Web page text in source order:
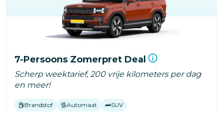
7-Persoons Zomerpret Deal
Scherp weektarief, 200 vrije kilometers per dag
en meer!
Brandstof Automaat SUV